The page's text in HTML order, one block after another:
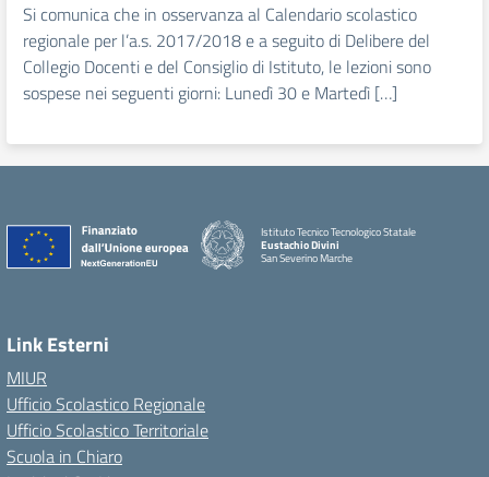
Si comunica che in osservanza al Calendario scolastico
regionale per l’a.s. 2017/2018 e a seguito di Delibere del
Collegio Docenti e del Consiglio di Istituto, le lezioni sono
sospese nei seguenti giorni: Lunedì 30 e Martedì […]
Istituto Tecnico Tecnologico Statale
Eustachio Divini
San Severino Marche
Link Esterni
MIUR
Ufficio Scolastico Regionale
Ufficio Scolastico Territoriale
Scuola in Chiaro